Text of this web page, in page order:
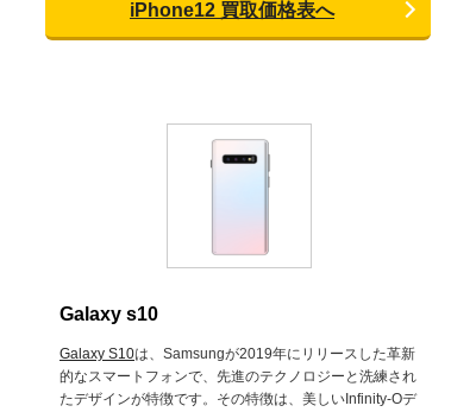
iPhone12 買取価格表へ
Galaxy s10
Galaxy S10は、Samsungが2019年にリリースした革新
的なスマートフォンで、先進のテクノロジーと洗練され
たデザインが特徴です。その特徴は、美しいInfinity-Oデ